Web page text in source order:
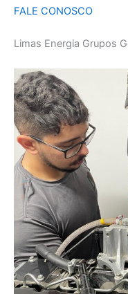
FALE CONOSCO
Limas Energia Grupos